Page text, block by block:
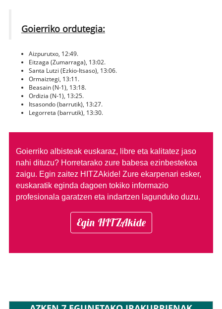
Goierriko ordutegia:
Aizpurutxo, 12:49.
Eitzaga (Zumarraga), 13:02.
Santa Lutzi (Ezkio-Itsaso), 13:06.
Ormaiztegi, 13:11.
Beasain (N-1), 13:18.
Ordizia (N-1), 13:25.
Itsasondo (barrutik), 13:27.
Legorreta (barrutik), 13:30.
Goierriko albisteak euskaraz, libre eta kalitatez jaso
nahi dituzu? Horretarako zure babesa ezinbestekoa
zaigu. Egin zaitez HITZAkide! Zure ekarpenari esker,
euskaratik eginda dagoen tokiko informazio
profesionala garatzen eta indartzen lagunduko duzu.
Egin HITZAkide